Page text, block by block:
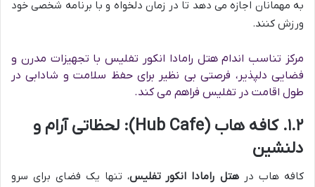
به مهمانان اجازه می دهد تا در زمان دلخواه و با برنامه شخصی خود
ورزش کنند.
مرکز تناسب اندام هتل رامادا انکور تفلیس با تجهیزات مدرن و
فضایی دلپذیر، فرصتی بی نظیر برای حفظ سلامت و شادابی در
طول اقامت در تفلیس فراهم می کند.
۱.۲. کافه هاب (Hub Cafe): لحظاتی آرام و
دلنشین
کافه هاب در هتل رامادا انکور تفلیس، تنها یک فضای برای سرو